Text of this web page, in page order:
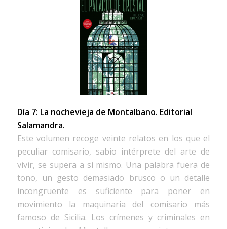
Día 7: La nochevieja de Montalbano. Editorial
Salamandra.
Este volumen recoge veinte relatos en los que el
peculiar comisario, sabio intérprete del arte de
vivir, se supera a sí mismo. Una palabra fuera de
tono, un gesto demasiado brusco o un detalle
incongruente es suficiente para poner en
movimiento la maquinaria del comisario más
famoso de Sicilia. Los crímenes y criminales en